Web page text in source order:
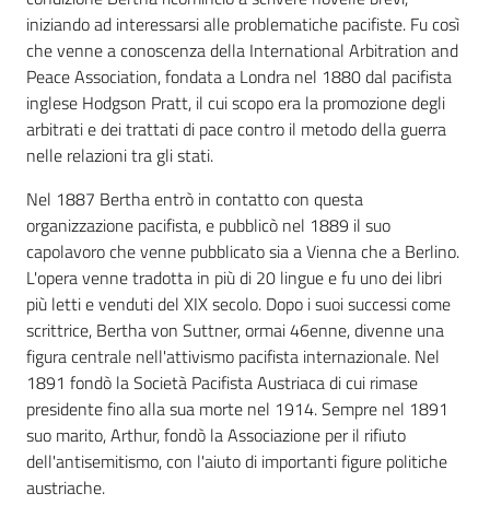
iniziando ad interessarsi alle problematiche pacifiste. Fu così
che venne a conoscenza della International Arbitration and
Peace Association, fondata a Londra nel 1880 dal pacifista
inglese Hodgson Pratt, il cui scopo era la promozione degli
arbitrati e dei trattati di pace contro il metodo della guerra
nelle relazioni tra gli stati.
Nel 1887 Bertha entrò in contatto con questa
organizzazione pacifista, e pubblicò nel 1889 il suo
capolavoro che venne pubblicato sia a Vienna che a Berlino.
L'opera venne tradotta in più di 20 lingue e fu uno dei libri
più letti e venduti del XIX secolo. Dopo i suoi successi come
scrittrice, Bertha von Suttner, ormai 46enne, divenne una
figura centrale nell'attivismo pacifista internazionale. Nel
1891 fondò la Società Pacifista Austriaca di cui rimase
presidente fino alla sua morte nel 1914. Sempre nel 1891
suo marito, Arthur, fondò la Associazione per il rifiuto
dell'antisemitismo, con l'aiuto di importanti figure politiche
austriache.